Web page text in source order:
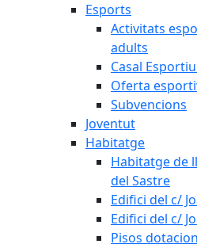
Esports
Activitats
adults
Casal
Oferta
Subvencions
Joventut
Habitatge
Habitatge de
del Sastre
Edifici del c/
Edifici del c/
Pisos